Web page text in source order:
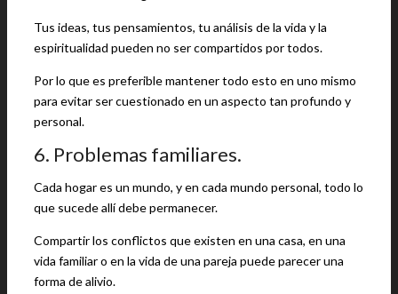
Tus ideas, tus pensamientos, tu análisis de la vida y la
espiritualidad pueden no ser compartidos por todos.
Por lo que es preferible mantener todo esto en uno mismo
para evitar ser cuestionado en un aspecto tan profundo y
personal.
6. Problemas familiares.
Cada hogar es un mundo, y en cada mundo personal, todo lo
que sucede allí debe permanecer.
Compartir los conflictos que existen en una casa, en una
vida familiar o en la vida de una pareja puede parecer una
forma de alivio.